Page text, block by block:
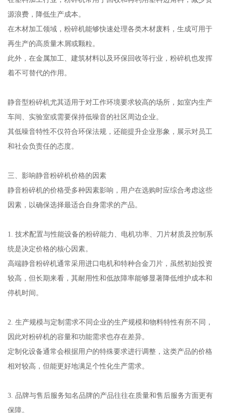
源浪费，降低生产成本。
在木材加工领域，粉碎机能够快速处理各类木材废料，生成可用于
再生产的高质量木屑或颗粒。
此外，在金属加工、建筑材料以及环保回收等行业，粉碎机也发挥
着不可替代的作用。
静音型粉碎机尤其适用于对工作环境要求较高的场所，如室内生产
车间、实验室或需要保持低噪音的社区周边企业。
其低噪音特性不仅符合环保法规，还能提升企业形象，展示对员工
和社会负责任的态度。
三、影响静音粉碎机价格的因素
静音粉碎机的价格受多种因素影响，用户在选购时应综合考虑这些
因素，以确保选择最适合自身需求的产品。
1. 技术配置与性能设备的粉碎能力、电机功率、刀片材质及控制系
统是决定价格的核心因素。
高端静音粉碎机通常采用进口电机和特种合金刀片，虽然初始投资
较高，但长期来看，其耐用性和低故障率能够显著降低维护成本和
停机时间。
2. 生产规模与定制需求不同企业的生产规模和物料特性有所不同，
因此对粉碎机的容量和功能需求也存在差异。
定制化设备通常会根据用户的特殊要求进行调整，这类产品的价格
相对较高，但能更好地满足个性化生产需求。
3. 品牌与售后服务知名品牌的产品往往在质量和售后服务方面更有
保障。